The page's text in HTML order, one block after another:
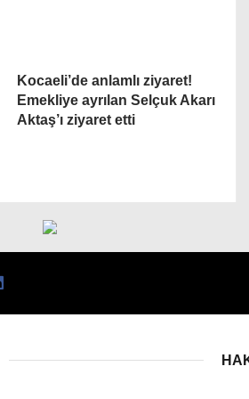
Kocaeli’de anlamlı ziyaret!
Emekliye ayrılan Selçuk Akarı
Aktaş’ı ziyaret etti